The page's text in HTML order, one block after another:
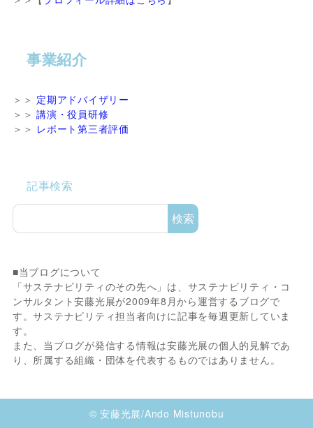
事業紹介
＞＞ 定期アドバイザリー
＞＞講演・役員研修
＞＞ レポート第三者評価
記事検索
検索
■当ブログについて
「サステナビリティのその先へ」は、サステナビリティ・コ
ンサルタント安藤光展が2009年8月から運営するブログで
す。サステナビリティ担当者向けに記事を毎週更新していま
す。
また、当ブログが発信する情報は安藤光展の個人的見解であ
り、所属する組織・団体を代表するものではありません。
© 安藤光展/Ando Mistunobu